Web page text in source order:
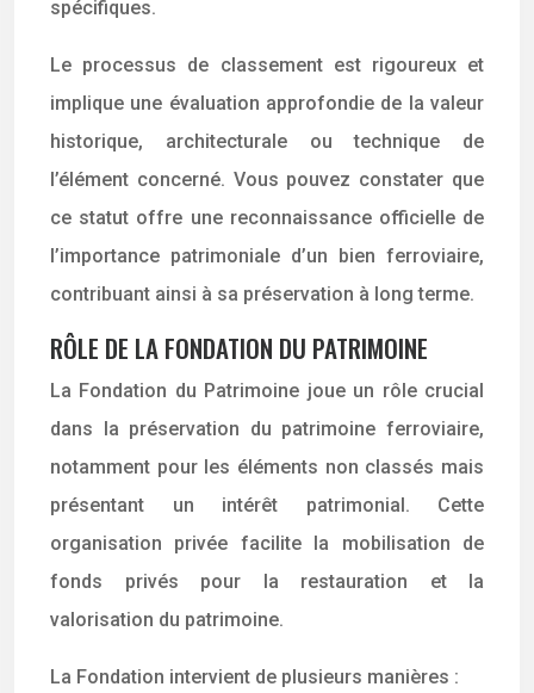
spécifiques.
Le processus de classement est rigoureux et
implique une évaluation approfondie de la valeur
historique, architecturale ou technique de
l’élément concerné. Vous pouvez constater que
ce statut offre une reconnaissance officielle de
l’importance patrimoniale d’un bien ferroviaire,
contribuant ainsi à sa préservation à long terme.
RÔLE DE LA FONDATION DU PATRIMOINE
La Fondation du Patrimoine joue un rôle crucial
dans la préservation du patrimoine ferroviaire,
notamment pour les éléments non classés mais
présentant un intérêt patrimonial. Cette
organisation privée facilite la mobilisation de
fonds privés pour la restauration et la
valorisation du patrimoine.
La Fondation intervient de plusieurs manières :